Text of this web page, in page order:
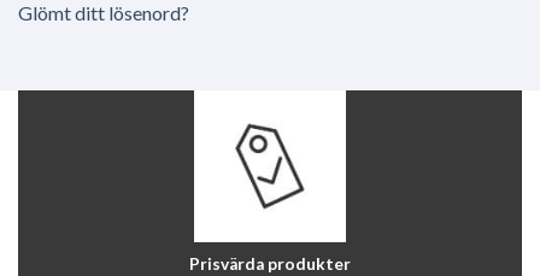
Glömt ditt lösenord?
Prisvärda produkter